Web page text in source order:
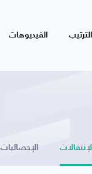
الترتيب الفيديوهات
الإنتقالات الإحصائيات